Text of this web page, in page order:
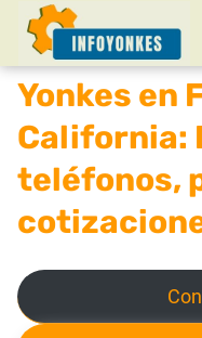
Yonkes en
California:
teléfonos,